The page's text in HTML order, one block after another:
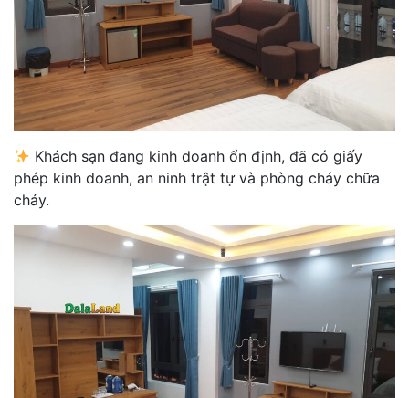
Khách sạn đang kinh doanh ổn định, đã có giấy
phép kinh doanh, an ninh trật tự và phòng cháy chữa
cháy.